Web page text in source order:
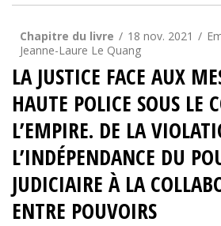
Chapitre du livre 18 nov. 2021
Jeanne-Laure Le Quang
LA JUSTICE FACE AUX
HAUTE POLICE SOUS LE
L’EMPIRE. DE LA
L’INDÉPENDANCE DU
JUDICIAIRE À LA
ENTRE POUVOIRS